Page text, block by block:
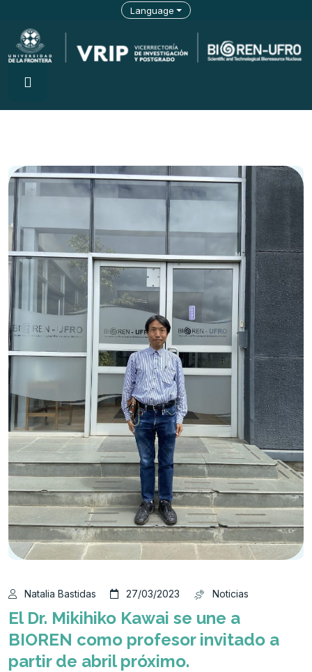
Language
Natalia Bastidas 27/03/2023 Noticias
El Dr. Mikihiko Kawai se une a
BIOREN como profesor invitado a
partir de abril próximo.